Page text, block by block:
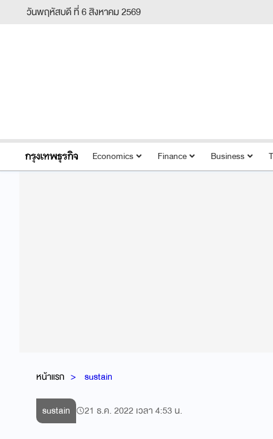
วันพฤหัสบดี ที่ 6 สิงหาคม 2569
Economics Finance Business
หน้าแรก sustain
sustain 21 ธ.ค. 2022 เวลา 4:53 น.